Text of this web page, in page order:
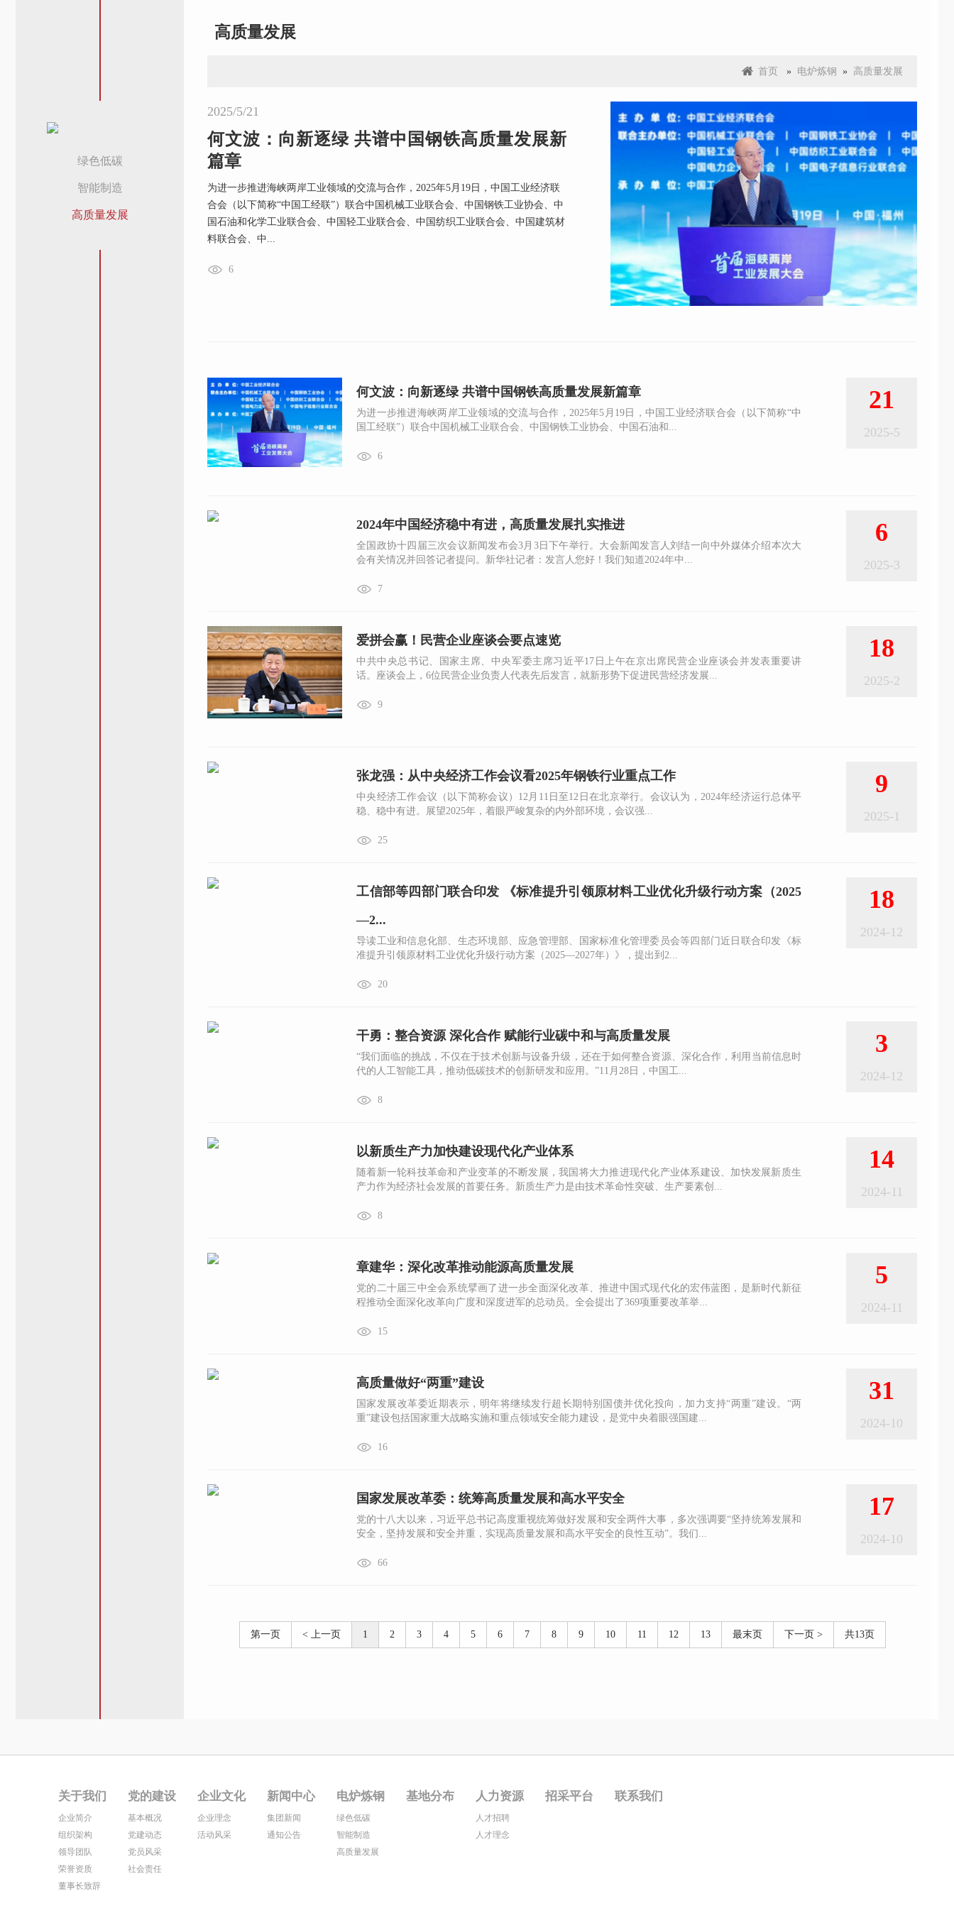
绿色低碳
智能制造
高质量发展
高质量发展
首页 » 电炉炼钢 » 高质量发展
2025/5/21
何文波：向新逐绿 共谱中国钢铁高质量发展新
篇章
为进一步推进海峡两岸工业领域的交流与合作，2025年5月19日，中国工业经济联
合会（以下简称“中国工经联”）联合中国机械工业联合会、中国钢铁工业协会、中
国石油和化学工业联合会、中国轻工业联合会、中国纺织工业联合会、中国建筑材
料联合会、中...
6
何文波：向新逐绿 共谱中国钢铁高质量发展新篇章
为进一步推进海峡两岸工业领域的交流与合作，2025年5月19日，中国工业经济联合会（以下简称“中
国工经联”）联合中国机械工业联合会、中国钢铁工业协会、中国石油和...
6
21
2025-5
2024年中国经济稳中有进，高质量发展扎实推进
全国政协十四届三次会议新闻发布会3月3日下午举行。大会新闻发言人刘结一向中外媒体介绍本次大
会有关情况并回答记者提问。新华社记者：发言人您好！我们知道2024年中...
7
6
2025-3
爱拼会赢！民营企业座谈会要点速览
中共中央总书记、国家主席、中央军委主席习近平17日上午在京出席民营企业座谈会并发表重要讲
话。座谈会上，6位民营企业负责人代表先后发言，就新形势下促进民营经济发展...
9
18
2025-2
张龙强：从中央经济工作会议看2025年钢铁行业重点工作
中央经济工作会议（以下简称会议）12月11日至12日在北京举行。会议认为，2024年经济运行总体平
稳、稳中有进。展望2025年，着眼严峻复杂的内外部环境，会议强...
25
9
2025-1
​工信部等四部门联合印发 《标准提升引领原材料工业优化升级行动方案（2025
—2...
导读工业和信息化部、生态环境部、应急管理部、国家标准化管理委员会等四部门近日联合印发《标
准提升引领原材料工业优化升级行动方案（2025—2027年）》，提出到2...
20
18
2024-12
干勇：整合资源 深化合作 赋能行业碳中和与高质量发展
“我们面临的挑战，不仅在于技术创新与设备升级，还在于如何整合资源、深化合作，利用当前信息时
代的人工智能工具，推动低碳技术的创新研发和应用。”11月28日，中国工...
8
3
2024-12
以新质生产力加快建设现代化产业体系
随着新一轮科技革命和产业变革的不断发展，我国将大力推进现代化产业体系建设、加快发展新质生
产力作为经济社会发展的首要任务。新质生产力是由技术革命性突破、生产要素创...
8
14
2024-11
章建华：深化改革推动能源高质量发展
党的二十届三中全会系统擘画了进一步全面深化改革、推进中国式现代化的宏伟蓝图，是新时代新征
程推动全面深化改革向广度和深度进军的总动员。全会提出了369项重要改革举...
15
5
2024-11
高质量做好“两重”建设
国家发展改革委近期表示，明年将继续发行超长期特别国债并优化投向，加力支持“两重”建设。“两
重”建设包括国家重大战略实施和重点领域安全能力建设，是党中央着眼强国建...
16
31
2024-10
国家发展改革委：统筹高质量发展和高水平安全
党的十八大以来，习近平总书记高度重视统筹做好发展和安全两件大事，多次强调要“坚持统筹发展和
安全，坚持发展和安全并重，实现高质量发展和高水平安全的良性互动”。我们...
66
17
2024-10
第一页 < 上一页 1 2 3 4 5 6 7 8 9 10 11 12 13 最末页 下一页 > 共13页
关于我们
企业简介
组织架构
领导团队
荣誉资质
董事长致辞
党的建设
基本概况
党建动态
党员风采
社会责任
企业文化
企业理念
活动风采
新闻中心
集团新闻
通知公告
电炉炼钢
绿色低碳
智能制造
高质量发展
基地分布 人力资源
人才招聘
人才理念
招采平台 联系我们